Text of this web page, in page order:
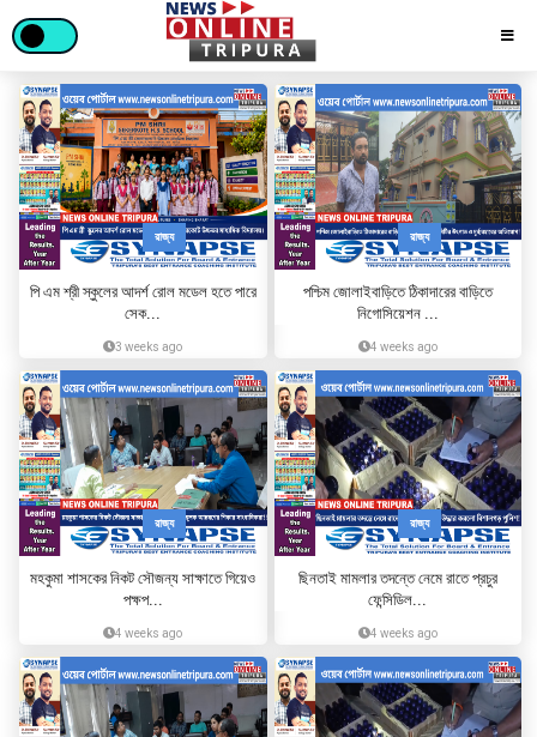
রাজ্য
পি এম শ্রী স্কুলের আদর্শ রোল মডেল হতে পারে
সেক...
3 weeks ago
রাজ্য
পশ্চিম জোলাইবাড়িতে ঠিকাদারের বাড়িতে
নিগোসিয়েশন ...
4 weeks ago
রাজ্য
মহকুমা শাসকের নিকট সৌজন্য সাক্ষাতে গিয়েও
পক্ষপ...
4 weeks ago
রাজ্য
ছিনতাই মামলার তদন্তে নেমে রাতে প্রচুর
ফেন্সিডিল...
4 weeks ago